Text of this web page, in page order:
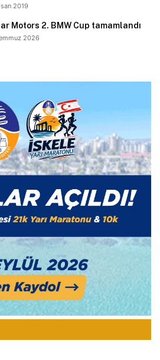
2019
Motors 2. BMW Cup tamamlandı
2026